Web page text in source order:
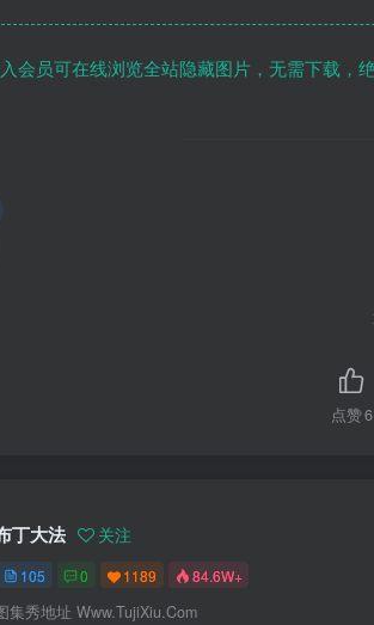
会员可在线浏览全站隐藏图片，无需下载，
点赞6
丁大法 关注
105 0 1189 84.6W+
集秀地址 Www.TujiXiu.Com